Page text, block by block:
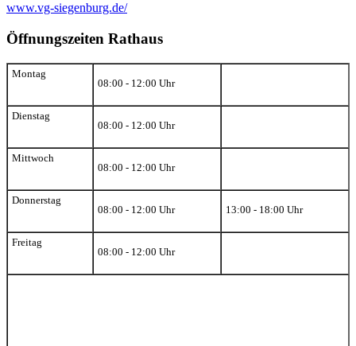
www.vg-siegenburg.de/
Öffnungszeiten Rathaus
Montag
08:00 - 12:00 Uhr
Dienstag
08:00 - 12:00 Uhr
Mittwoch
08:00 - 12:00 Uhr
Donnerstag
08:00 - 12:00 Uhr
13:00 - 18:00 Uhr
Freitag
08:00 - 12:00 Uhr